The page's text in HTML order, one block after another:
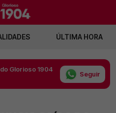
ÚLTIMA HORA
Glorioso 1904
Seguir